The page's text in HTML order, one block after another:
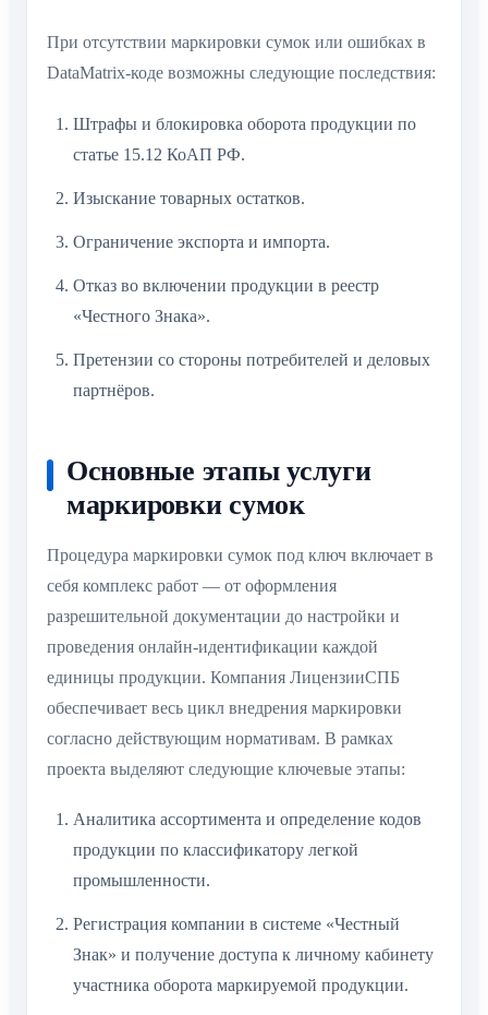
При отсутствии маркировки сумок или ошибках в
DataMatrix-коде возможны следующие последствия:
Штрафы и блокировка оборота продукции по
статье 15.12 КоАП РФ.
Изыскание товарных остатков.
Ограничение экспорта и импорта.
Отказ во включении продукции в реестр
«Честного Знака».
Претензии со стороны потребителей и деловых
партнёров.
Основные этапы услуги
маркировки сумок
Процедура маркировки сумок под ключ включает в
себя комплекс работ — от оформления
разрешительной документации до настройки и
проведения онлайн-идентификации каждой
единицы продукции. Компания ЛицензииСПБ
обеспечивает весь цикл внедрения маркировки
согласно действующим нормативам. В рамках
проекта выделяют следующие ключевые этапы:
Аналитика ассортимента и определение кодов
продукции по классификатору легкой
промышленности.
Регистрация компании в системе «Честный
Знак» и получение доступа к личному кабинету
участника оборота маркируемой продукции.